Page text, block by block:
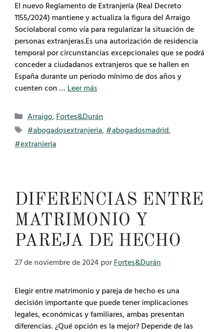
El nuevo Reglamento de Extranjería (Real Decreto
1155/2024) mantiene y actualiza la figura del Arraigo
Sociolaboral como vía para regularizar la situación de
personas extranjeras.Es una autorización de residencia
temporal por circunstancias excepcionales que se podrá
conceder a ciudadanos extranjeros que se hallen en
España durante un periodo mínimo de dos años y
cuenten con … Leer más
Categorías
Arraigo, Fortes&Durán
Etiquetas
#abogadosextranjeria, #abogadosmadrid,
#extranjeria
DIFERENCIAS ENTRE
MATRIMONIO Y
PAREJA DE HECHO
27 de noviembre de 2024 porFortes&Durán
Elegir entre matrimonio y pareja de hecho es una
decisión importante que puede tener implicaciones
legales, económicas y familiares, ambas presentan
diferencias. ¿Qué opción es la mejor? Depende de las